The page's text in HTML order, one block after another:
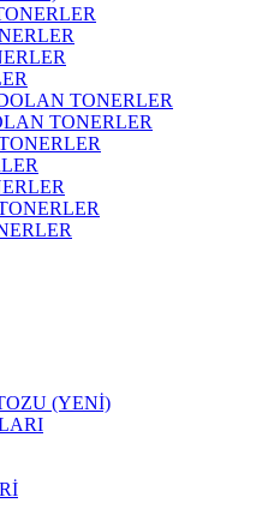
TONERLER
TONERLER
(YENİ)